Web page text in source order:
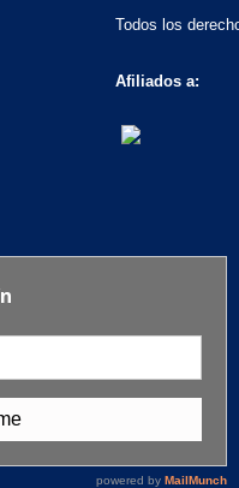
Todos los
Afiliados a: